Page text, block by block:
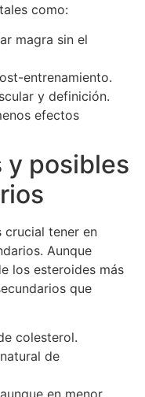
como:
magra sin el
entrenamiento.
y definición.
efectos
y posibles
crucial tener en
Aunque
los esteroides más
que
colesterol.
de